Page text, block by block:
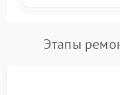
Этапы